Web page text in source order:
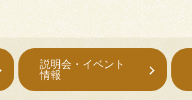
説明会・イベント
情報